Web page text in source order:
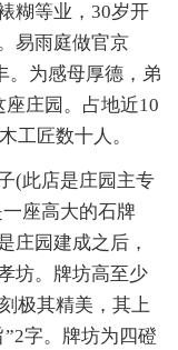
糊等业，30岁开
易雨庭做官京
。为感母厚德，弟
庄园。占地近10
工匠数十人。
(此店是庄园主专
座高大的石牌
庄园建成之后，
坊。牌坊高至少
极其精美，其上
字。牌坊为四磴